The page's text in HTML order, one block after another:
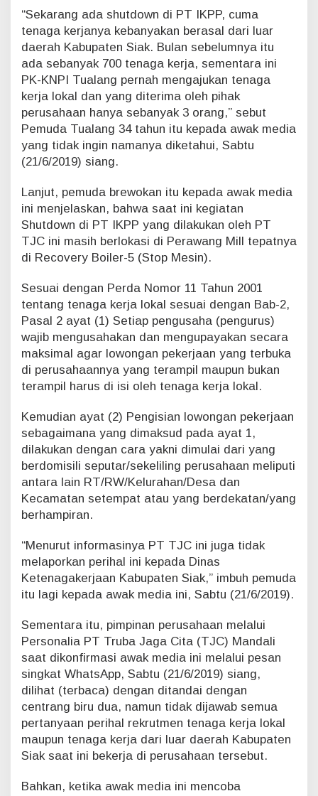
r
j
a
o
k
a
l
“Sekarang ada shutdown di PT IKPP, cuma
tenaga kerjanya kebanyakan berasal dari luar
daerah Kabupaten Siak. Bulan sebelumnya itu
ada sebanyak 700 tenaga kerja, sementara ini
PK-KNPI Tualang pernah mengajukan tenaga
kerja lokal dan yang diterima oleh pihak
perusahaan hanya sebanyak 3 orang,” sebut
Pemuda Tualang 34 tahun itu kepada awak media
yang tidak ingin namanya diketahui, Sabtu
(21/6/2019) siang.
Lanjut, pemuda brewokan itu kepada awak media
ini menjelaskan, bahwa saat ini kegiatan
Shutdown di PT IKPP yang dilakukan oleh PT
TJC ini masih berlokasi di Perawang Mill tepatnya
di Recovery Boiler-5 (Stop Mesin).
Sesuai dengan Perda Nomor 11 Tahun 2001
tentang tenaga kerja lokal sesuai dengan Bab-2,
Pasal 2 ayat (1) Setiap pengusaha (pengurus)
wajib mengusahakan dan mengupayakan secara
maksimal agar lowongan pekerjaan yang terbuka
di perusahaannya yang terampil maupun bukan
terampil harus di isi oleh tenaga kerja lokal.
Kemudian ayat (2) Pengisian lowongan pekerjaan
sebagaimana yang dimaksud pada ayat 1,
dilakukan dengan cara yakni dimulai dari yang
berdomisili seputar/sekeliling perusahaan meliputi
antara lain RT/RW/Kelurahan/Desa dan
Kecamatan setempat atau yang berdekatan/yang
berhampiran.
“Menurut informasinya PT TJC ini juga tidak
melaporkan perihal ini kepada Dinas
Ketenagakerjaan Kabupaten Siak,” imbuh pemuda
itu lagi kepada awak media ini, Sabtu (21/6/2019).
Sementara itu, pimpinan perusahaan melalui
Personalia PT Truba Jaga Cita (TJC) Mandali
saat dikonfirmasi awak media ini melalui pesan
singkat WhatsApp, Sabtu (21/6/2019) siang,
dilihat (terbaca) dengan ditandai dengan
centrang biru dua, namun tidak dijawab semua
pertanyaan perihal rekrutmen tenaga kerja lokal
maupun tenaga kerja dari luar daerah Kabupaten
Siak saat ini bekerja di perusahaan tersebut.
Bahkan, ketika awak media ini mencoba